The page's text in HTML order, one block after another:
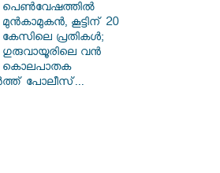
പെൺവേഷത്തിൽ
മുൻകാമുകൻ, കൂട്ടിന് 20
കേസിലെ പ്രതികൾ;
ഗുരുവായൂരിലെ വൻ
കൊലപാതക
പോലീസ്...